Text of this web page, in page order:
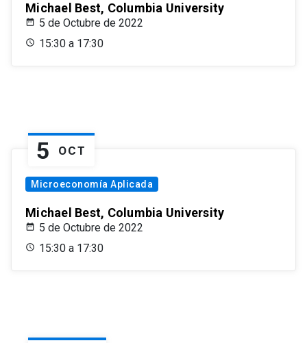
Michael Best, Columbia University
5 de Octubre de 2022
15:30 a 17:30
5 OCT
Microeconomía Aplicada
Michael Best, Columbia University
5 de Octubre de 2022
15:30 a 17:30